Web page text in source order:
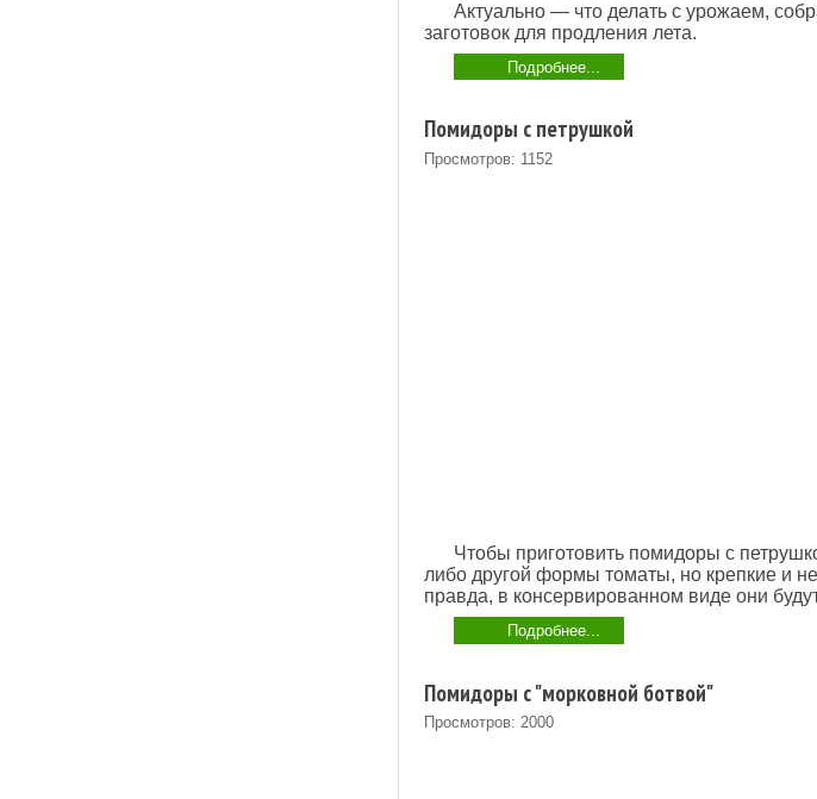
Актуально — что делать с урожаем,
заготовок для продления лета.
Подробнее...
Помидоры с петрушкой
Просмотров: 1152
Чтобы приготовить помидоры с
либо другой формы томаты, но крепкие и
правда, в консервированном виде они
Подробнее...
Помидоры с "морковной ботвой"
Просмотров: 2000